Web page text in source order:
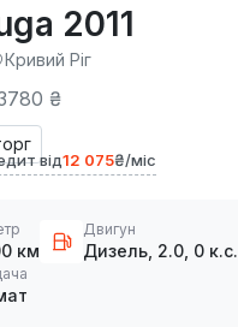
2011
Кривий Ріг
₴
від12 075₴/міс
км
Двигун
Дизель, 2.0, 0 к.с.